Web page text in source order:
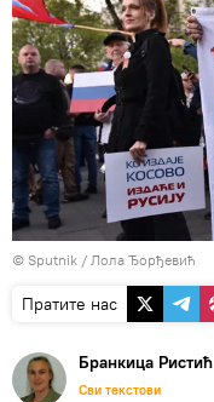
© Sputnik / Лола Ђорђевић
Пратите нас
Бранкица Ристић
Сви текстови